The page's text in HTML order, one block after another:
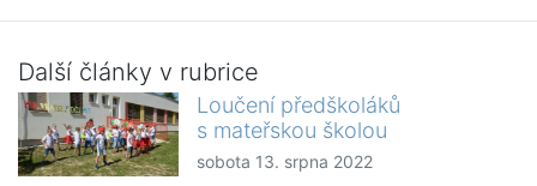
Další články v rubrice
Loučení předškoláků
s mateřskou školou
sobota 13. srpna 2022